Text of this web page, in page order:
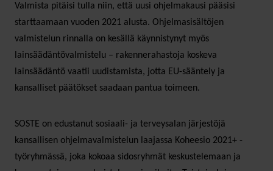
Valmista pitäisi tulla niin, että uusi ohjelmakausi pääsisi
starttaamaan vuoden 2021 alusta. Ohjelmasisältöjen
valmistelun rinnalla on kesällä käynnistynyt myös
lainsäädäntövalmistelu – rakennerahastoja koskeva
lainsäädäntö vaatii uudistamista, jotta EU-sääntely ja
kansalliset päätökset saadaan pantua toimeen.
SOSTE on edustanut sosiaali- ja terveysalan järjestöjä
kansallisen ohjelmavalmistelun laajassa Koheesio 2021+ -
työryhmässä, joka kokoaa sidosryhmät keskustelemaan ja